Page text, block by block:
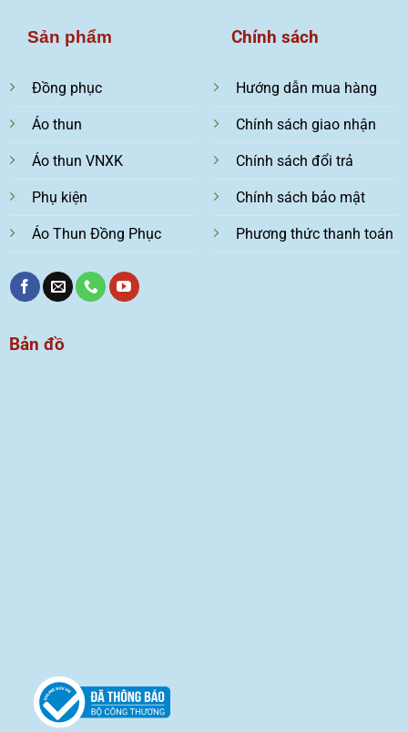
Sản phẩm
Đồng phục
Áo thun
Áo thun VNXK
Phụ kiện
Áo Thun Đồng Phục
Chính sách
Hướng dẫn mua hàng
Chính sách giao nhận
Chính sách đổi trả
Chính sách bảo mật
Phương thức thanh toán
Bản đồ